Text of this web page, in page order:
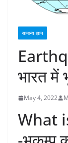
सामान्य ज्ञान
भारत में
May 4, 2022
What